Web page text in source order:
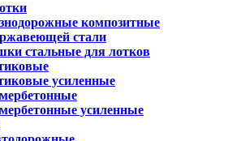
композитные
стали
стальные для лотков
усиленные
усиленные